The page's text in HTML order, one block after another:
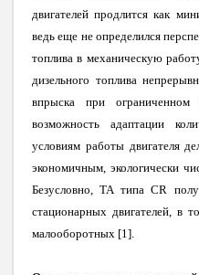
двигателей продлится как
ведь еще не определился
топлива в механическую
дизельного топлива
впрыска при
возможность адаптации
условиям работы двигателя
экономичным, экологически
Безусловно, ТА типа CR
стационарных двигателей, в
малооборотных [1].